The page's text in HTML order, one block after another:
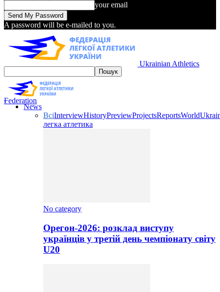
your email
A password will be e-mailed to you.
Ukrainian Athletics
Federation
News
ВсіInterviewHistoryPreviewProjectsReportsWorld
легка атлетика
No category
Орегон-2026: розклад виступу
українців у третій день чемпіонату світу
U20